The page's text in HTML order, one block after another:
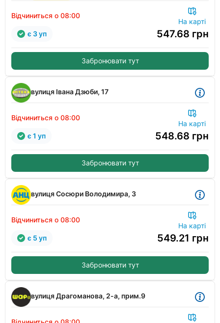
Відчиниться о 08:00
На карті
547.68 грн
є 3 уп
Забронювати тут
вулиця Івана Дзюби, 17
Відчиниться о 08:00
На карті
548.68 грн
є 1 уп
Забронювати тут
вулиця Сосюри Володимира, 3
Відчиниться о 08:00
На карті
549.21 грн
є 5 уп
Забронювати тут
вулиця Драгоманова, 2-а, прим.9